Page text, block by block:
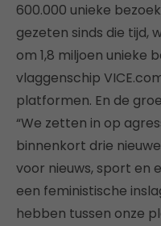
600.000 unieke
gezeten sinds die tijd,
om 1,8 miljoen unieke
vlaggenschip
platformen. En de
“We zetten in op
binnenkort drie
voor nieuws, sport en
een feministische
hebben tussen onze